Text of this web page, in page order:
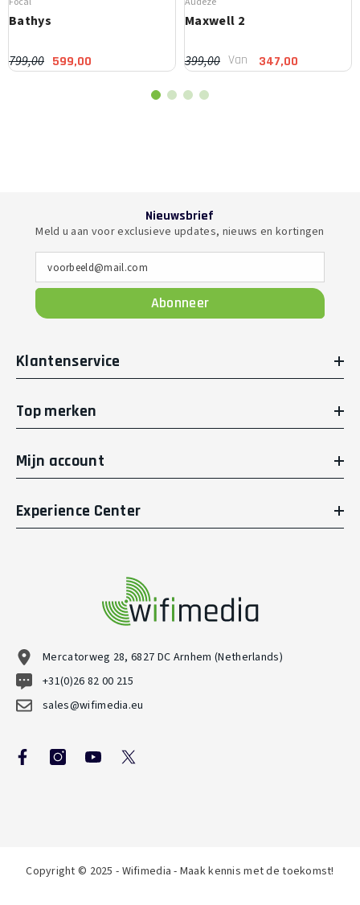
Bathys
799,00 599,00
Maxwell 2
399,00 Van 347,00
Nieuwsbrief
Meld u aan voor exclusieve updates, nieuws en kortingen
voorbeeld@mail.com
Abonneer
Klantenservice
Top merken
Mijn account
Experience Center
Mercatorweg 28, 6827 DC Arnhem (Netherlands)
+31(0)26 82 00 215
sales@wifimedia.eu
Copyright © 2025 - Wifimedia - Maak kennis met de toekomst!